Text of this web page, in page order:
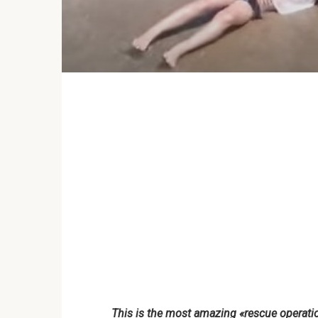
This is the most amazing «rescue